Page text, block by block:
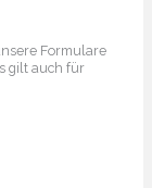
Formulare
gilt auch für